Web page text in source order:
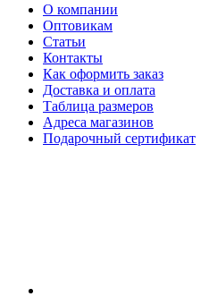
О компании
Оптовикам
Статьи
Контакты
Как оформить заказ
Доставка и оплата
Таблица размеров
Адреса магазинов
Подарочный сертификат